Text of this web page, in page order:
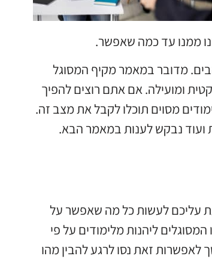
ממנו עד כמה שאפשר.
מדובר במאמר מקיף המסוגל
ומועילה. אם אתם רוצים להפיך
מסוים תוכלו לקבל את מצב זה.
ועוד נבקש לענות במאמר הבא.
עליכם לעשות כל מה שאפשר על
ליהנות מלימודים על פי
לאפשרות זאת נסו לרגע להבין מהו